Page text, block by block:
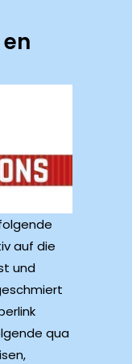
auf die
und
qua